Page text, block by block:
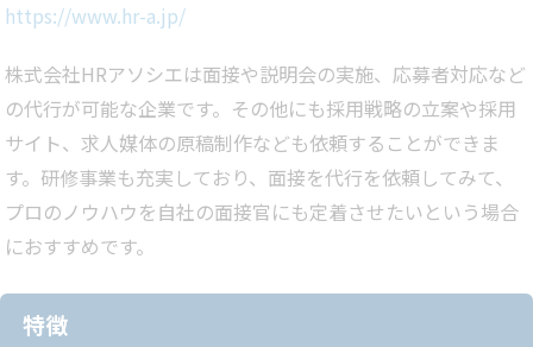
https://www.hr-a.jp/
株式会社HRアソシエは面接や説明会の実施、応募者対応など
の代行が可能な企業です。その他にも採用戦略の立案や採用
サイト、求人媒体の原稿制作なども依頼することができま
す。研修事業も充実しており、面接を代行を依頼してみて、
プロのノウハウを自社の面接官にも定着させたいという場合
におすすめです。
特徴